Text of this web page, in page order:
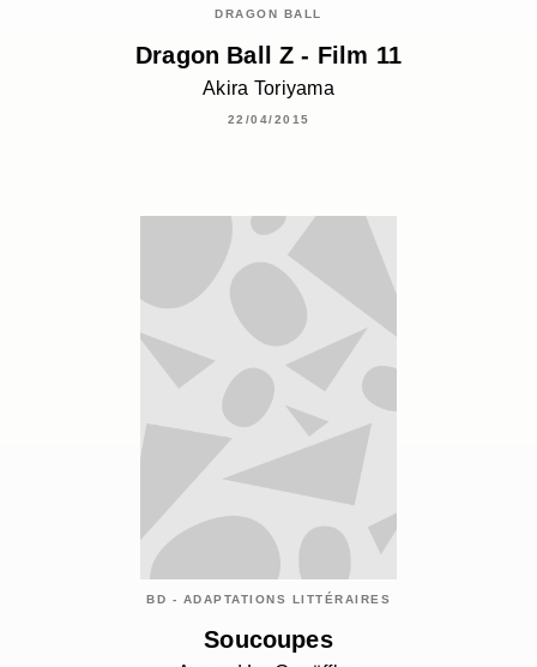
DRAGON BALL
Dragon Ball Z - Film 11
Akira Toriyama
22/04/2015
BD - ADAPTATIONS LITTÉRAIRES
Soucoupes